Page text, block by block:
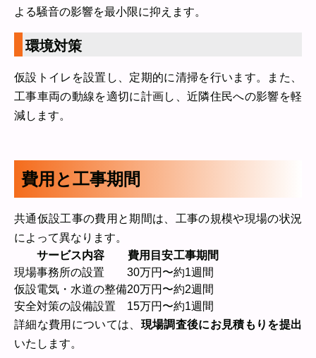
よる騒音の影響を最小限に抑えます。
環境対策
仮設トイレを設置し、定期的に清掃を行います。また、
工事車両の動線を適切に計画し、近隣住民への影響を軽
減します。
費用と工事期間
共通仮設工事の費用と期間は、工事の規模や現場の状況
によって異なります。
サービス内容
費用目安工事期間
現場事務所の設置
30万円〜約1週間
仮設電気・水道の整備20万円〜約2週間
安全対策の設備設置
15万円〜約1週間
詳細な費用については、 現場調査後にお見積もりを提出
いたします。